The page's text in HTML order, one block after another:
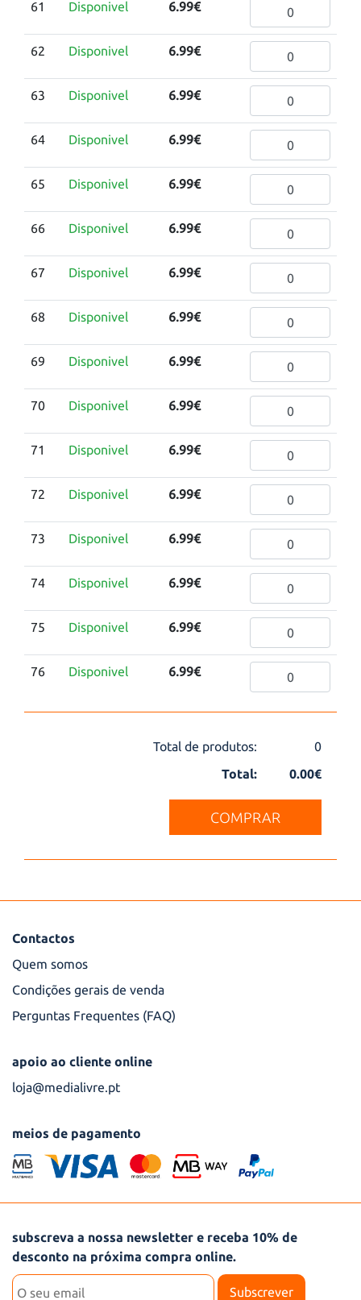
61 Disponivel 6.99€
62 Disponivel 6.99€
63 Disponivel 6.99€
64 Disponivel 6.99€
65 Disponivel 6.99€
66 Disponivel 6.99€
67 Disponivel 6.99€
68 Disponivel 6.99€
69 Disponivel 6.99€
70 Disponivel 6.99€
71 Disponivel 6.99€
72 Disponivel 6.99€
73 Disponivel 6.99€
74 Disponivel 6.99€
75 Disponivel 6.99€
76 Disponivel 6.99€
Total de produtos:
0
Total:
0.00€
COMPRAR
Contactos
Quem somos
Condições gerais de venda
Perguntas Frequentes (FAQ)
apoio ao cliente online
loja@medialivre.pt
meios de pagamento
Subscrever newsletter
subscreva a nossa newsletter e receba 10% de
desconto na próxima compra online.
Subscrever